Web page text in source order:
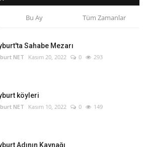
Bu Ay Tüm Zamanlar
Sahabe Mezarı
NET Kasım 20, 2022 0 293
köyleri
NET Kasım 10, 2022 0 149
Adının Kaynağı